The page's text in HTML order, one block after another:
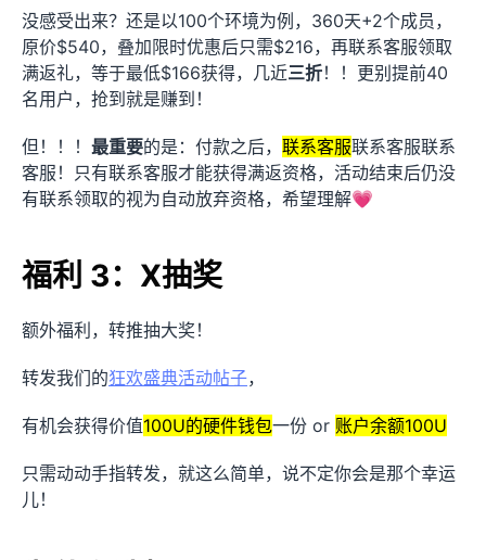
没感受出来？还是以100个环境为例，360天+2个成员，
原价$540，叠加限时优惠后只需$216，再联系客服领取
满返礼，等于最低$166获得，几近三折！！更别提前40
名用户，抢到就是赚到！
但！！！ 最重要的是：付款之后， 联系客服联系客服联系
客服！只有联系客服才能获得满返资格，活动结束后仍没
有联系领取的视为自动放弃资格，希望理解💗
福利 3：X抽奖
额外福利，转推抽大奖！
转发我们的狂欢盛典活动帖子，
有机会获得价值100U的硬件钱包一份 or 账户余额100U
只需动动手指转发，就这么简单，说不定你会是那个幸运
儿！